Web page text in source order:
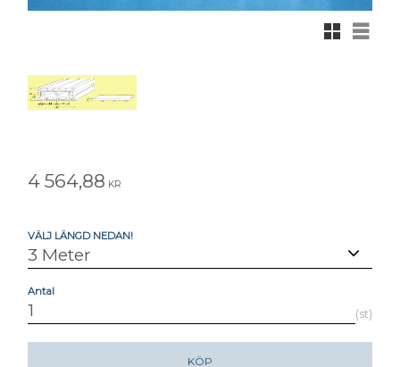
Rutnätsvy
Listvy
4 564,88 KR
VÄLJ LÄNGD NEDAN!
Antal
st
KÖP